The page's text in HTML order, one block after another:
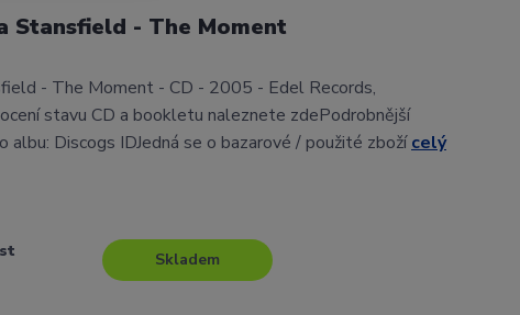
Stansfield - The Moment
- The Moment - CD - 2005 - Edel Records,
stavu CD a bookletu naleznete zdePodrobnější
albu: Discogs IDJedná se o bazarové / použité zbožícelý
Skladem